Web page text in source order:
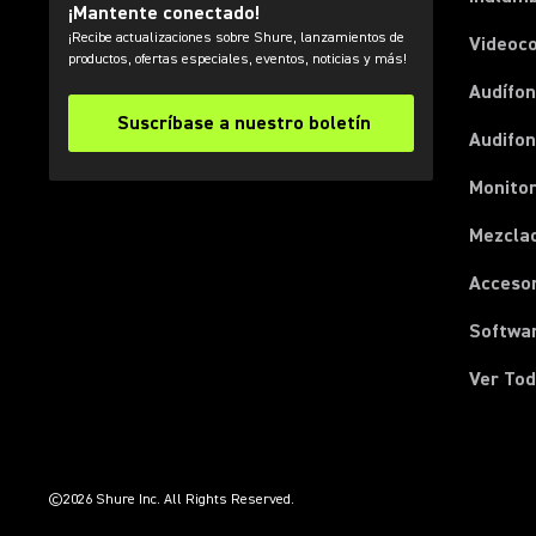
¡Mantente conectado!
¡Recibe actualizaciones sobre Shure, lanzamientos de
productos, ofertas especiales, eventos, noticias y más!
Suscríbase a nuestro boletín
Ver
©2026 Shure Inc. All Rights Reserved.